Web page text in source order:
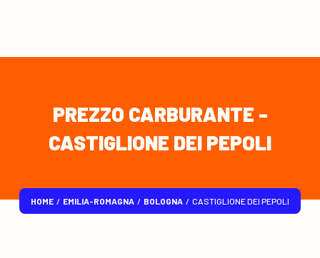
PREZZO CARBURANTE -
CASTIGLIONE DEI PEPOLI
HOME / EMILIA-ROMAGNA / BOLOGNA / CASTIGLIONE DEI PEPOLI